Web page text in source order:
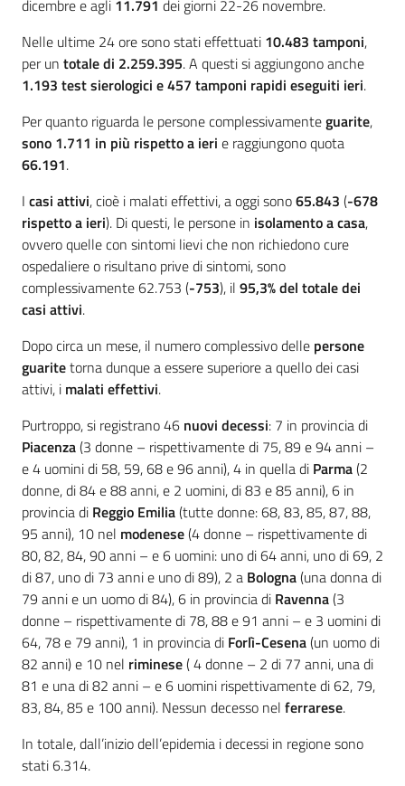
dicembre e agli 11.791 dei giorni 22-26 novembre.
Nelle ultime 24 ore sono stati effettuati 10.483 tamponi,
per un totale di 2.259.395. A questi si aggiungono anche
1.193 test sierologici e457 tamponi rapidi eseguiti ieri.
Per quanto riguarda le persone complessivamenteguarite,
sono 1.711 in più rispetto a ieri e raggiungono quota
66.191.
I casi attivi, cioè i malati effettivi, a oggi sono65.843 (-678
rispetto a ieri). Di questi, le persone in isolamento a casa,
ovvero quelle con sintomi lievi che non richiedono cure
ospedaliere o risultano prive di sintomi, sono
complessivamente 62.753 (-753), il 95,3% del totale dei
casi attivi.
Dopo circa un mese, il numero complessivo delle persone
guaritetorna dunque a essere superiore a quello dei casi
attivi, i malati effettivi.
Purtroppo, si registrano 46 nuovi decessi: 7 in provincia di
Piacenza(3 donne – rispettivamente di 75, 89 e 94 anni –
e 4 uomini di 58, 59, 68 e 96 anni), 4 in quella di Parma(2
donne, di 84 e 88 anni, e 2 uomini, di 83 e 85 anni), 6 in
provincia di Reggio Emilia(tutte donne: 68, 83, 85, 87, 88,
95 anni), 10 nel modenese(4 donne – rispettivamente di
80, 82, 84, 90 anni – e 6 uomini: uno di 64 anni, uno di 69, 2
di 87, uno di 73 anni e uno di 89), 2 a Bologna(una donna di
79 anni e un uomo di 84), 6 in provincia di Ravenna(3
donne – rispettivamente di 78, 88 e 91 anni – e 3 uomini di
64, 78 e 79 anni), 1 in provincia di Forlì-Cesena(un uomo di
82 anni) e 10 nel riminese( 4 donne – 2 di 77 anni, una di
81 e una di 82 anni – e 6 uomini rispettivamente di 62, 79,
83, 84, 85 e 100 anni). Nessun decesso nel ferrarese.
In totale, dall’inizio dell’epidemia i decessi in regione sono
stati 6.314.